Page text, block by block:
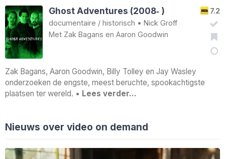
7.2
Ghost Adventures (2008‑ )
documentaire / historisch • Nick Groff
Met Zak Bagans en Aaron Goodwin
Zak Bagans, Aaron Goodwin, Billy Tolley en Jay Wasley
onderzoeken de engste, meest beruchte, spookachtigste
plaatsen ter wereld. • Lees verder…
Nieuws over video on demand